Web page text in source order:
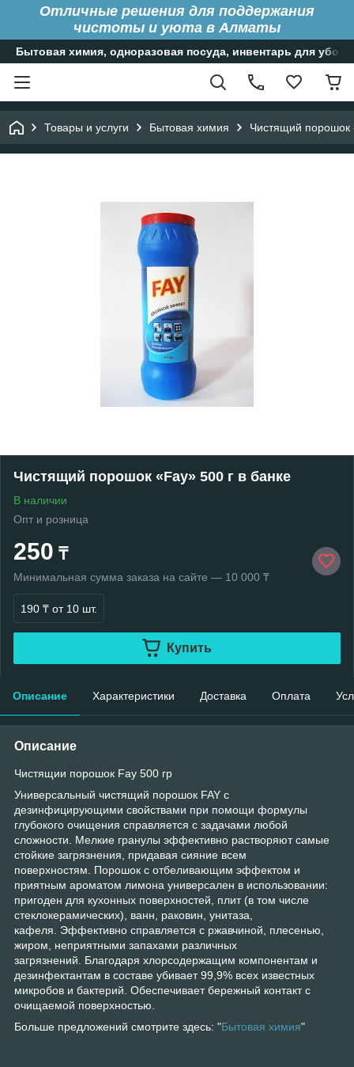
Отличные решения для поддержания
чистоты и уюта в Алматы
Бытовая химия, одноразовая посуда, инвентарь для
Товары и услуги Бытовая химия Чистящий порошок
Чистящий порошок «Fay» 500 г в банке
В наличии
Опт и розница
250 ₸
Минимальная сумма заказа на сайте — 10 000 ₸
190 ₸ от 10 шт.
Купить
Описание Характеристики Доставка Оплата
Описание
Чистящии порошок Fay 500 гр
Универсальный чистящий порошок FAY с
дезинфицирующими свойствами при помощи формулы
глубокого очищения справляется с задачами любой
сложности. Мелкие гранулы эффективно растворяют самые
стойкие загрязнения, придавая сияние всем
поверхностям. Порошок с отбеливающим эффектом и
приятным ароматом лимона универсален в использовании:
пригоден для кухонных поверхностей, плит (в том числе
стеклокерамических), ванн, раковин, унитаза,
кафеля. Эффективно справляется с ржавчиной, плесенью,
жиром, неприятными запахами различных
загрязнений. Благодаря хлорсодержащим компонентам и
дезинфектантам в составе убивает 99,9% всех известных
микробов и бактерий. Обеспечивает бережный контакт с
очищаемой поверхностью.
Больше предложений смотрите здесь: "Бытовая химия"